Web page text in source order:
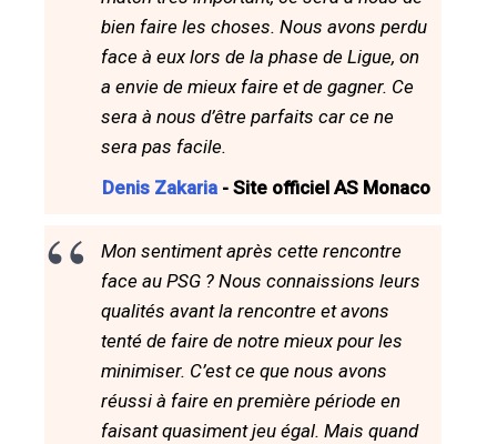
bien faire les choses. Nous avons perdu
face à eux lors de la phase de Ligue, on
a envie de mieux faire et de gagner. Ce
sera à nous d’être parfaits car ce ne
sera pas facile.
Denis Zakaria - Site officiel AS Monaco
Mon sentiment après cette rencontre
face au PSG ? Nous connaissions leurs
qualités avant la rencontre et avons
tenté de faire de notre mieux pour les
minimiser. C’est ce que nous avons
réussi à faire en première période en
faisant quasiment jeu égal. Mais quand